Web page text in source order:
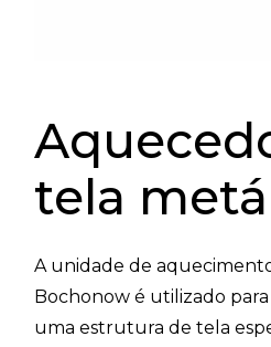
tela
A unidade de
Bochonow é utilizado
uma estrutura de tela